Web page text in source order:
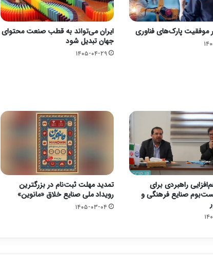
موفقیت پارک‌های فناوری
۳۰
ایران می‌تواند به قطب صنعت محتوای
جهان تبدیل شود
۱۴۰۵-۰۴-۲۹
راهبردی برای
صنایع فرهنگی و
۳۱
تمدید مهلت ثبت‌نام در بزرگترین
رویداد ملی صنایع خلاق «مانوین»
۱۴۰۵-۰۳-۰۴